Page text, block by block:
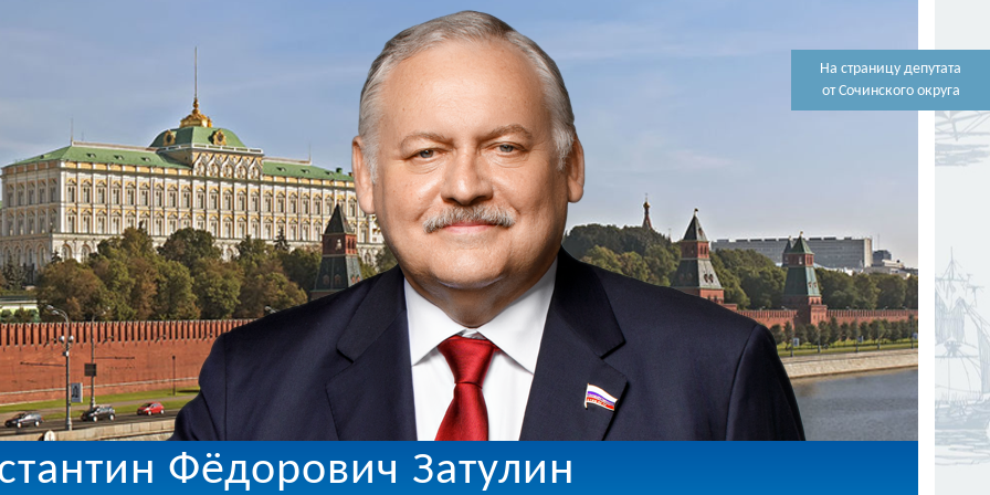
На страницу депутата
от Сочинского округа
Фёдорович Затулин